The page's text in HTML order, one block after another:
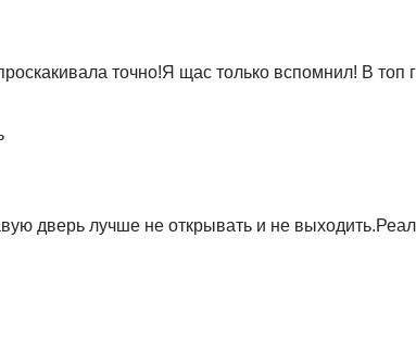
точно!Я щас только вспомнил! В топ
дверь лучше не открывать и не